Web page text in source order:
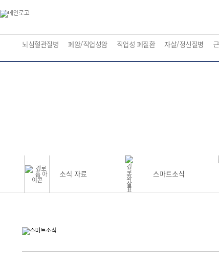
뇌심혈관질병 폐암/직업성암 직업성 폐질환 자살/정신질병
소식 자료 스마트소식